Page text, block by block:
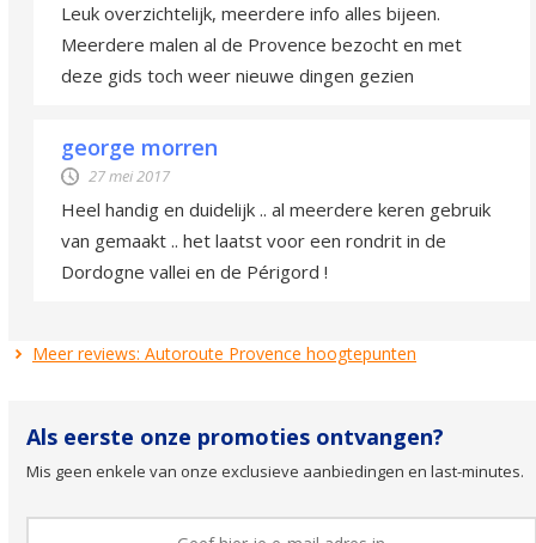
Leuk overzichtelijk, meerdere info alles bijeen.
Meerdere malen al de Provence bezocht en met
deze gids toch weer nieuwe dingen gezien
george morren
27 mei 2017
Heel handig en duidelijk .. al meerdere keren gebruik
van gemaakt .. het laatst voor een rondrit in de
Dordogne vallei en de Périgord !
Meer reviews: Autoroute Provence hoogtepunten
Als eerste onze promoties ontvangen?
Mis geen enkele van onze exclusieve aanbiedingen en last-minutes.